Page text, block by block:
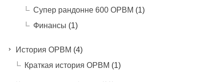
Супер рандонне 600 ОРВМ (1)
Финансы (1)
История ОРВМ (4)
Краткая история ОРВМ (1)